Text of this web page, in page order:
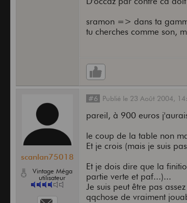
sramon => dans ta
tu cherches comme son,
scanlan75018
Vintage Méga
utilisateur
#6 Publié le 23 Août 2004,
pareil, à 900 euros
le coup de la table non
Et je crois (mais je suis
Et je dois dire que la
partie verte et paf...)...
Je suis peut être pas
qqchose de vraiment